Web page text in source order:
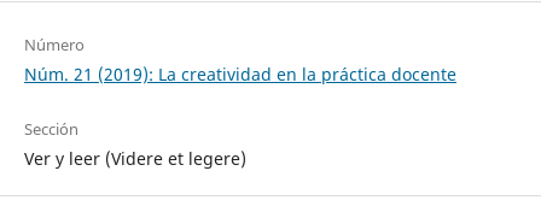
Número
Núm. 21 (2019): La creatividad en la práctica docente
Sección
Ver y leer (Videre et legere)